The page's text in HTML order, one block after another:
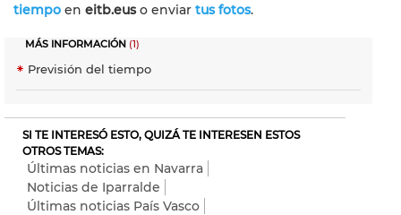
tiempo en eitb.euso enviar tus fotos.
MÁS INFORMACIÓN (1)
Previsión del tiempo
SI TE INTERESÓ ESTO, QUIZÁ TE INTERESEN ESTOS
OTROS TEMAS:
Últimas noticias en Navarra
Noticias de Iparralde
Últimas noticias País Vasco